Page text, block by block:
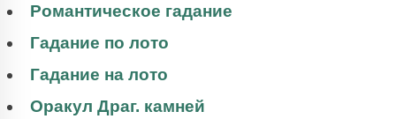
Романтическое гадание
Гадание по лото
Гадание на лото
Оракул Драг. камней